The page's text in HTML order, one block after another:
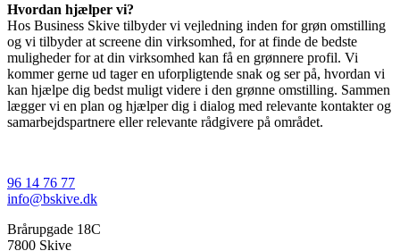
Hvordan hjælper vi?
Hos Business Skive tilbyder vi vejledning inden for grøn omstilling
og vi tilbyder at screene din virksomhed, for at finde de bedste
muligheder for at din virksomhed kan få en grønnere profil. Vi
kommer gerne ud tager en uforpligtende snak og ser på, hvordan vi
kan hjælpe dig bedst muligt videre i den grønne omstilling. Sammen
lægger vi en plan og hjælper dig i dialog med relevante kontakter og
samarbejdspartnere eller relevante rådgivere på området.
96 14 76 77
info@bskive.dk
Brårupgade 18C
7800 Skive